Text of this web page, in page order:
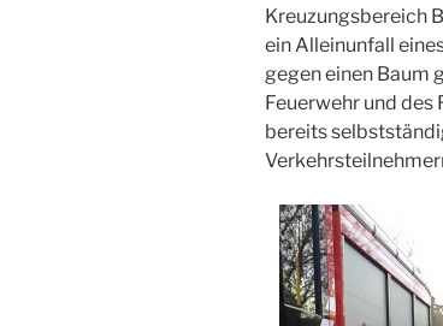
Kreuzungsbereich
ein Alleinunfall
gegen einen Baum
Feuerwehr und des
bereits